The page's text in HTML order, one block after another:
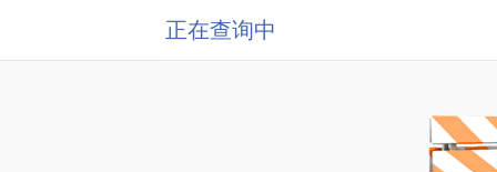
正在查询中